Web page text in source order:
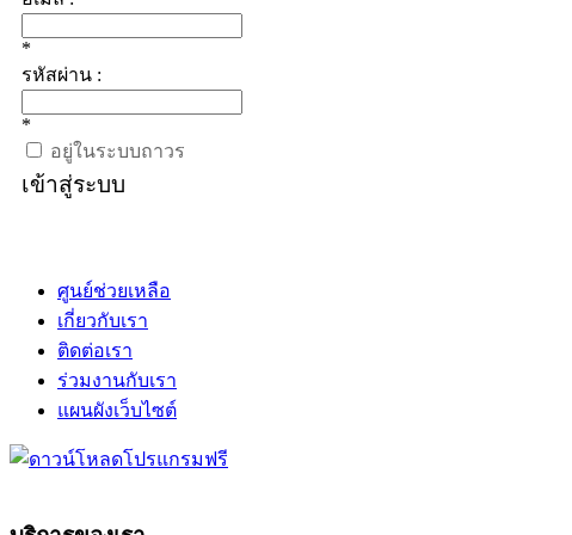
*
รหัสผ่าน :
*
อยู่ในระบบถาวร
เข้าสู่ระบบ
ศูนย์ช่วยเหลือ
เกี่ยวกับเรา
ติดต่อเรา
ร่วมงานกับเรา
แผนผังเว็บไซต์